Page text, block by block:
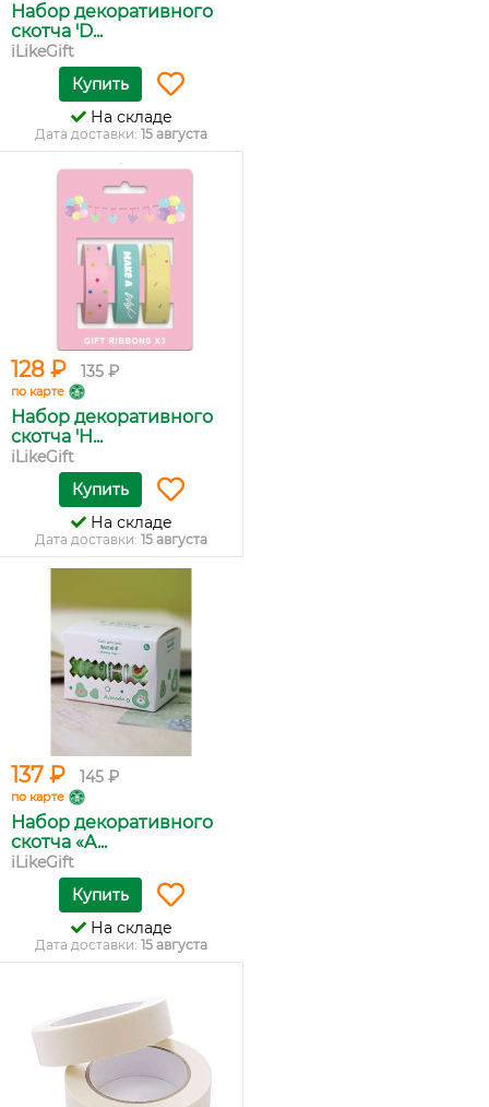
Набор декоративного
скотча 'D...
iLikeGift
Купить
На складе
Дата доставки: 15 августа
128 ₽ 135 ₽
по карте
Набор декоративного
скотча 'H...
iLikeGift
Купить
На складе
Дата доставки: 15 августа
137 ₽ 145 ₽
по карте
Набор декоративного
скотча «A...
iLikeGift
Купить
На складе
Дата доставки: 15 августа